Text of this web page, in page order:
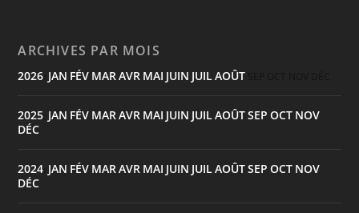
ARCHIVES PAR MOIS
2026 JAN FÉV MARAVR MAI JUIN JUILAOÛT
2025 JAN FÉV MARAVR MAI JUIN JUILAOÛTSEP OCT NOV
DÉC
2024 JAN FÉV MARAVR MAI JUIN JUILAOÛTSEP OCT NOV
DÉC